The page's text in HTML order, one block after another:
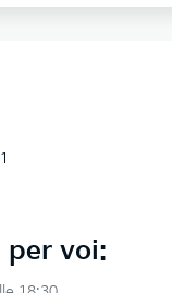
per voi: